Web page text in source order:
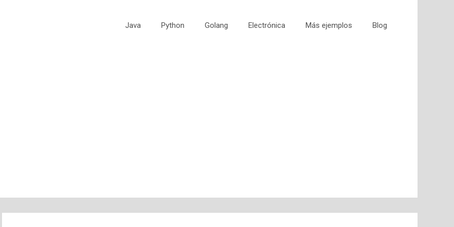
Java Python Golang Electrónica Más ejemplos Blog